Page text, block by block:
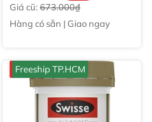
Giá cũ: 673.000₫
Hàng có sẵn | Giao ngay
Freeship TP.HCM